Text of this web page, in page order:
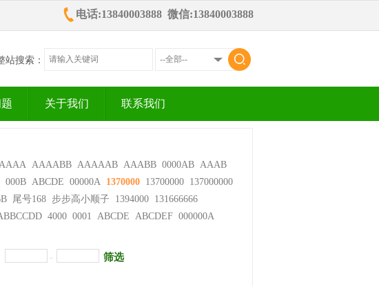
电话:13840003888 微信:13840003888
站搜索：
关于我们 联系我们
AAAABB AAAAAB AAABB 0000AB AAAB
000B ABCDE 00000A 1370000 13700000 137000000
尾号168 步步高小顺子 1394000 131666666
4000 0001 ABCDE ABCDEF 000000A
- 筛选